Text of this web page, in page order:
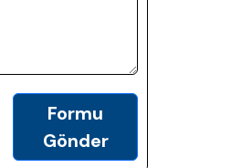
Formu
Gönder